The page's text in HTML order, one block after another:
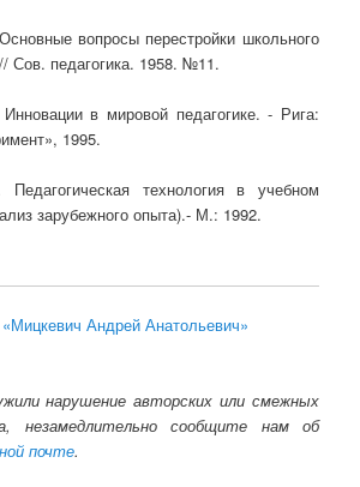
вопросы перестройки школьного
Сов. педагогика. 1958. №11.
в мировой педагогике. - Рига:
1995.
технология в учебном
зарубежного опыта).- М.: 1992.
Андрей Анатольевич»
нарушение авторских или смежных
незамедлительно сообщите нам об
почте.